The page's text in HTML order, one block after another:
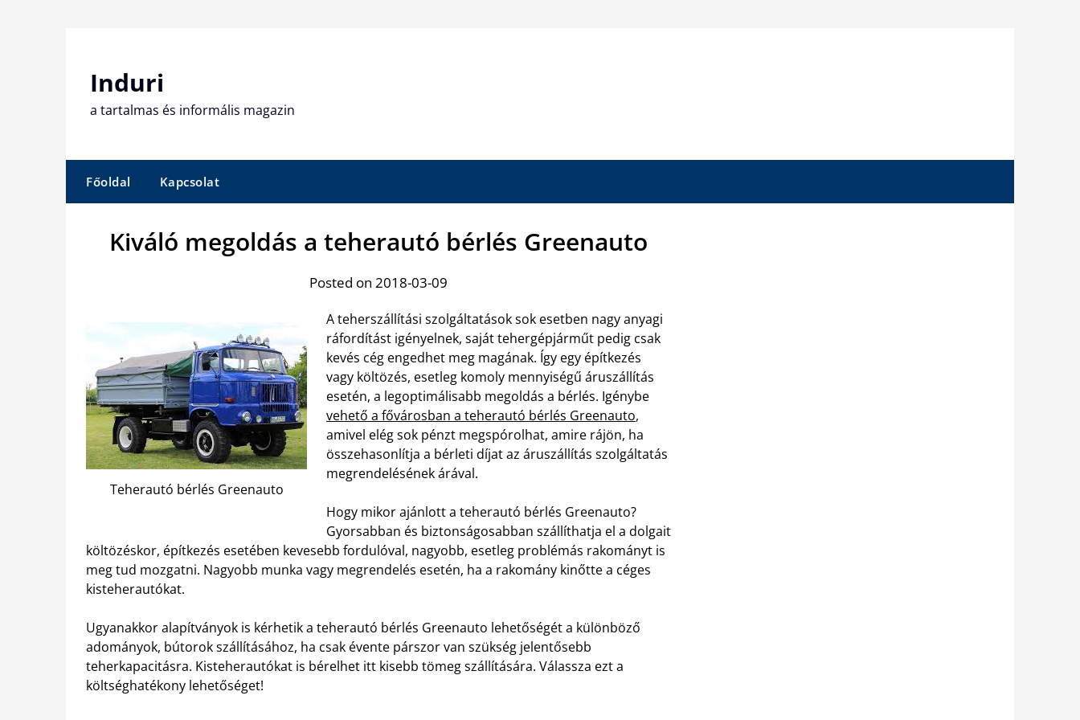
Induri
a tartalmas és informális magazin
Főoldal Kapcsolat
Kiváló megoldás a teherautó bérlés Greenauto
Posted on 2018-03-09
Teherautó bérlés Greenauto
A teherszállítási szolgáltatások sok esetben nagy anyagi
ráfordítást igényelnek, saját tehergépjárműt pedig csak
kevés cég engedhet meg magának. Így egy építkezés
vagy költözés, esetleg komoly mennyiségű áruszállítás
esetén, a legoptimálisabb megoldás a bérlés. Igénybe
vehető a fővárosban a teherautó bérlés Greenauto,
amivel elég sok pénzt megspórolhat, amire rájön, ha
összehasonlítja a bérleti díjat az áruszállítás szolgáltatás
megrendelésének árával.
Hogy mikor ajánlott a teherautó bérlés Greenauto?
Gyorsabban és biztonságosabban szállíthatja el a dolgait
költözéskor, építkezés esetében kevesebb fordulóval, nagyobb, esetleg problémás rakományt is
meg tud mozgatni. Nagyobb munka vagy megrendelés esetén, ha a rakomány kinőtte a céges
kisteherautókat.
Ugyanakkor alapítványok is kérhetik a teherautó bérlés Greenauto lehetőségét a különböző
adományok, bútorok szállításához, ha csak évente párszor van szükség jelentősebb
teherkapacitásra. Kisteherautókat is bérelhet itt kisebb tömeg szállítására. Válassza ezt a
költséghatékony lehetőséget!